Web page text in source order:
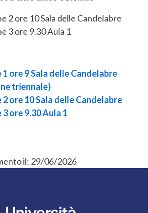
2 ore 10 Sala delle Candelabre
3 ore 9.30 Aula 1
1 ore 9 Sala delle Candelabre
triennale)
2 ore 10 Sala delle Candelabre
ore 9.30 Aula 1
il: 29/06/2026